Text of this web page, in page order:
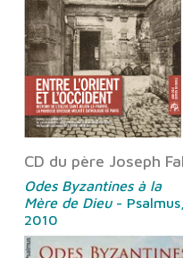
CD du père Joseph
Odes Byzantines à la
Mère de Dieu- Psalmus,
2010